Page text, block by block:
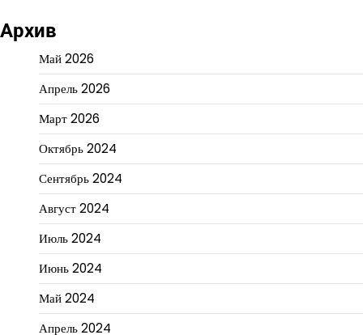
Архив
Май 2026
Апрель 2026
Март 2026
Октябрь 2024
Сентябрь 2024
Август 2024
Июль 2024
Июнь 2024
Май 2024
Апрель 2024